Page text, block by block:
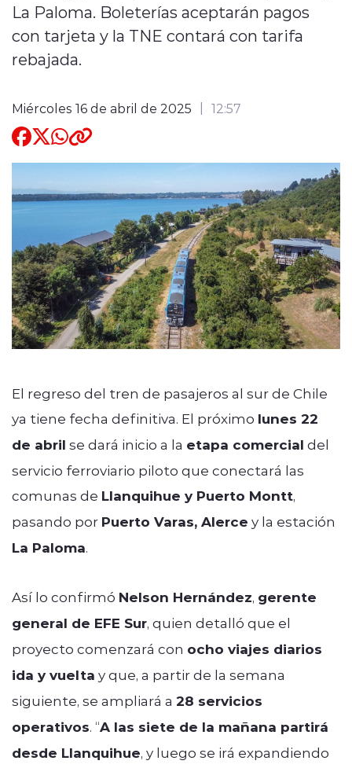
Quienes Somos
La Paloma. Boleterías aceptarán pagos
con tarjeta y la TNE contará con tarifa
rebajada.
Miércoles 16 de abril de 2025 12:57
El regreso del tren de pasajeros al sur de Chile
ya tiene fecha definitiva. El próximo lunes 22
de abril se dará inicio a la etapa comercial del
servicio ferroviario piloto que conectará las
comunas de Llanquihue y Puerto Montt,
pasando por Puerto Varas, Alerce y la estación
La Paloma.
Así lo confirmó Nelson Hernández, gerente
general de EFE Sur, quien detalló que el
proyecto comenzará con ocho viajes diarios
ida y vuelta y que, a partir de la semana
siguiente, se ampliará a 28 servicios
operativos. “A las siete de la mañana partirá
desde Llanquihue, y luego se irá expandiendo